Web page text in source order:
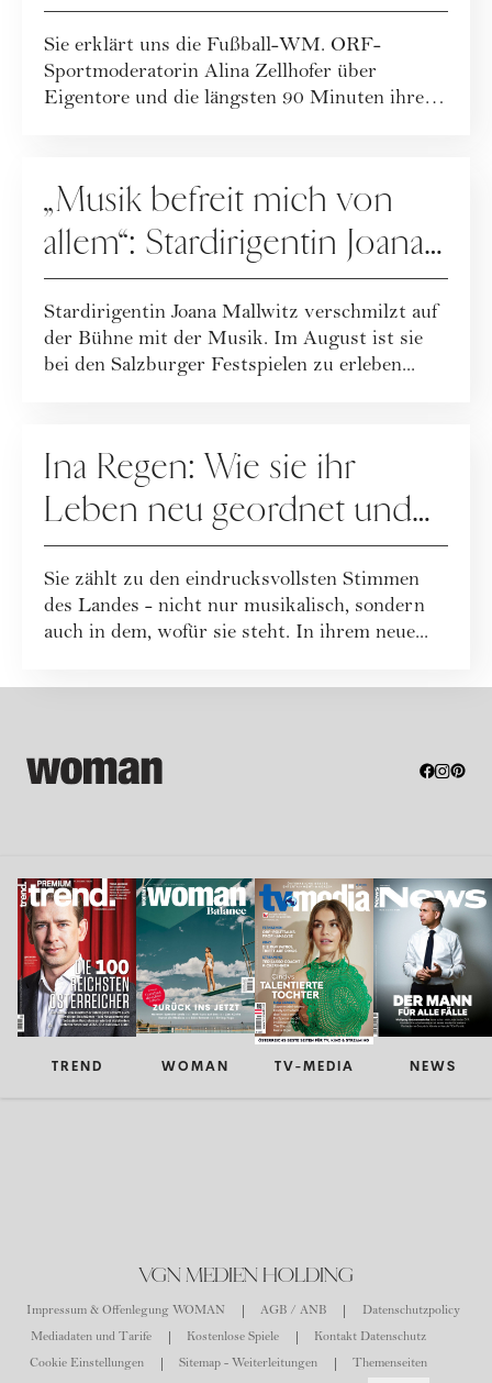
Sie erklärt uns die Fußball-WM. ORF-
Sportmoderatorin Alina Zellhofer über
Eigentore und die längsten 90 Minuten ihres
„Musik befreit mich von
allem“: Stardirigentin Joana
Mallwitz im Interview
Stardirigentin Joana Mallwitz verschmilzt auf
der Bühne mit der Musik. Im August ist sie
bei den Salzburger Festspielen zu erleben...
Ina Regen: Wie sie ihr
Leben neu geordnet und
zu sich selbst gefunden hat
Sie zählt zu den eindrucksvollsten Stimmen
des Landes - nicht nur musikalisch, sondern
auch in dem, wofür sie steht. In ihrem neue...
TREND WOMAN TV-MEDIA NEWS
VGN MEDIEN HOLDING
Impressum & Offenlegung WOMAN AGB / ANB
Datenschutzpolicy
Mediadaten und Tarife
Kostenlose Spiele
Kontakt Datenschutz
Cookie Einstellungen
Sitemap - Weiterleitungen Themenseiten